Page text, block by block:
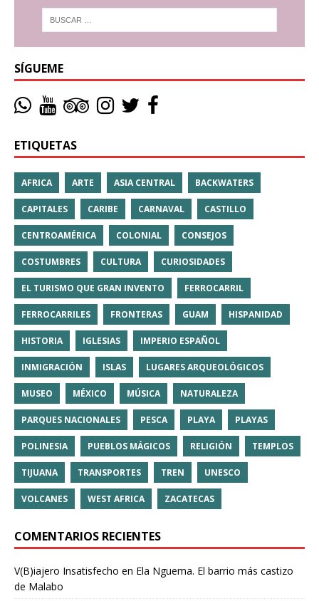
SÍGUEME
ETIQUETAS
AFRICA ARTE ASIA CENTRAL BACKWATERS
CAPITALES CARIBE CARNAVAL CASTILLO
CENTROAMÉRICA COLONIAL CONSEJOS
COSTUMBRES CULTURA CURIOSIDADES
EL TURISMO QUE GRAN INVENTO FERROCARRIL
FERROCARRILES FRONTERAS GUAM HISPANIDAD
HISTORIA IGLESIAS IMPERIO ESPAÑOL
INMIGRACIÓN ISLAS LUGARES ARQUEOLÓGICOS
MUSEO MÉXICO MÚSICA NATURALEZA
PARQUES NACIONALES PESCA PLAYA PLAYAS
POLINESIA PUEBLOS MÁGICOS RELIGIÓN TEMPLOS
TIJUANA TRANSPORTES TREN UNESCO
VOLCANES WEST AFRICA ZACATECAS
COMENTARIOS RECIENTES
V(B)iajero Insatisfecho en Ela Nguema. El barrio más castizo
de Malabo